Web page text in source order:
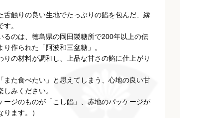
舌触りの良い生地でたっぷりの餡を包んだ、縁
。
るのは、徳島県の岡田製糖所で200年以上の伝
り作られた「阿波和三盆糖」。
りの材料が調和し、上品な甘さの餡に仕上がり
また食べたい」と思えてしまう、心地の良い甘
みください。
ージのものが「こし餡」、赤地のパッケージが
ります。）